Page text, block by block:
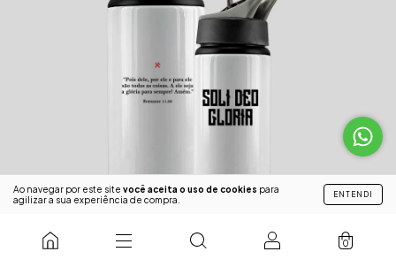
Ao navegar por este site você aceita o uso de cookies para
agilizar a sua experiência de compra.
ENTENDI
0